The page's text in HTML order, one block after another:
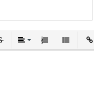
Выравнивание
Нумерованный